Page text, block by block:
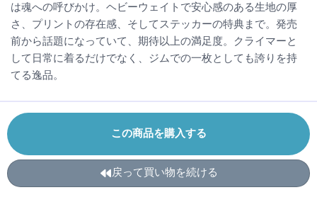
は魂への呼びかけ。ヘビーウェイトで安心感のある生地の厚
さ、プリントの存在感、そしてステッカーの特典まで。発売
前から話題になっていて、期待以上の満足度。クライマーと
して日常に着るだけでなく、ジムでの一枚としても誇りを持
てる逸品。
この商品を購入する
戻って買い物を続ける